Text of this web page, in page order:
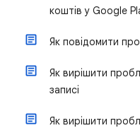
коштів у Google
Як повідомити
Як вирішити
записі
Як вирішити